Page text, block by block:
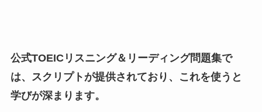
公式TOEICリスニング＆リーディング問題集で
は、スクリプトが提供されており、これを使うと
学びが深まります。